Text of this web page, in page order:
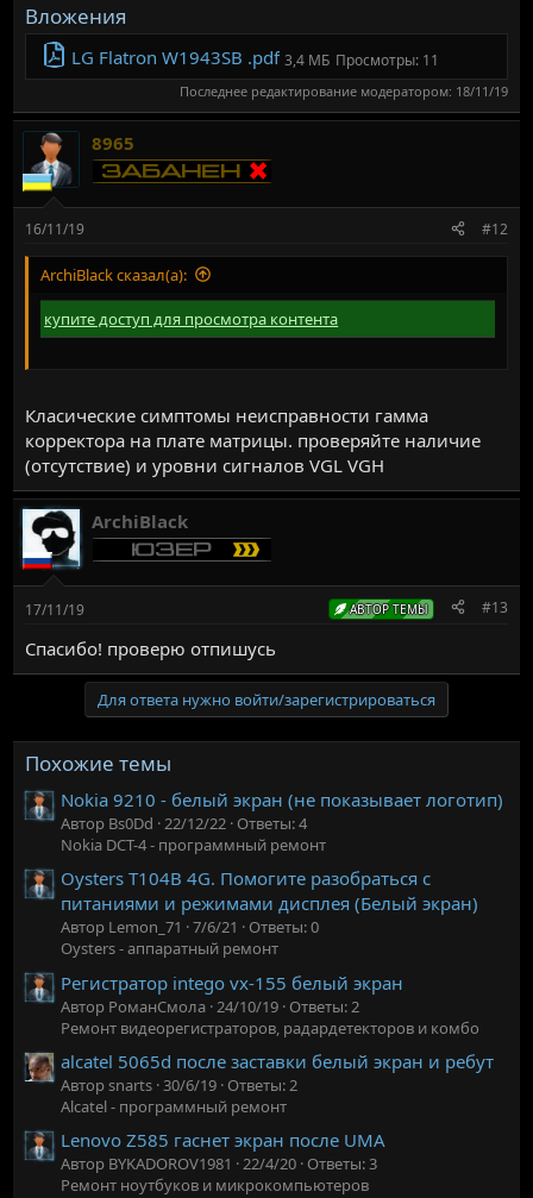
Вложения
LG Flatron W1943SB .pdf 3,4 МБ Просмотры: 11
Последнее редактирование модератором: 18/11/19
8965
16/11/19 #12
ArchiBlack сказал(а):
купите доступ для просмотра контента
Класические симптомы неисправности гамма
корректора на плате матрицы. проверяйте наличие
(отсутствие) и уровни сигналов VGL VGH
ArchiBlack
17/11/19 АВТОР ТЕМЫ #13
Спасибо! проверю отпишусь
Для ответа нужно войти/зарегистрироваться
Похожие темы
Nokia 9210 - белый экран (не показывает логотип)
Автор Bs0Dd 22/12/22 Ответы: 4
Nokia DCT-4 - программный ремонт
Oysters T104B 4G. Помогите разобраться с
питаниями и режимами дисплея (Белый экран)
Автор Lemon_71 7/6/21
Ответы: 0
Oysters - аппаратный ремонт
Регистратор intego vx-155 белый экран
Автор РоманСмола 24/10/19 Ответы: 2
Ремонт видеорегистраторов, радардетекторов и комбо
alcatel 5065d после заставки белый экран и ребут
Автор snarts 30/6/19 Ответы: 2
Alcatel - программный ремонт
Lenovo Z585 гаснет экран после UMA
Автор BYKADOROV1981 22/4/20 Ответы: 3
Ремонт ноутбуков и микрокомпьютеров